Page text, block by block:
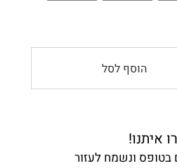
הוסף לסל
איתנו!
בטופס ונשמח לעזור